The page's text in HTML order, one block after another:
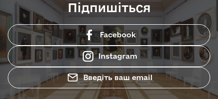
Підпишіться
Facebook
Instagram
Введіть ваш email